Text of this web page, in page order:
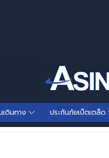
เดินทาง ประกันภัยเบ็ตเตล็ด